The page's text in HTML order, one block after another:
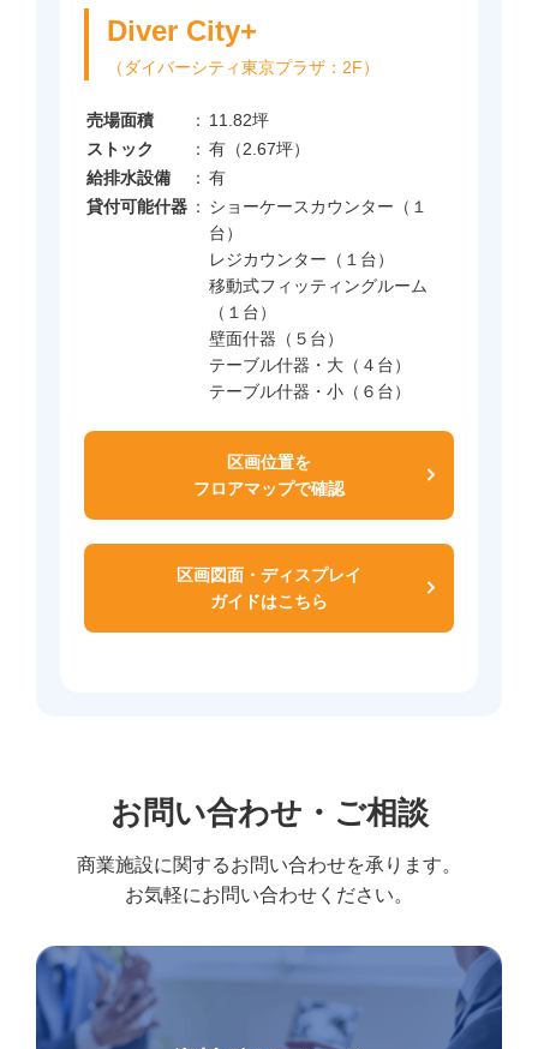
Diver City+
（ダイバーシティ東京プラザ：2F）
売場面積 ： 11.82坪
ストック
： 有（2.67坪）
給排水設備
： 有
貸付可能什器 ： ショーケースカウンター（１
台）
レジカウンター（１台）
移動式フィッティングルーム
（１台）
壁面什器（５台）
テーブル什器・大（４台）
テーブル什器・小（６台）
区画位置を
フロアマップで確認
区画図面・ディスプレイ
ガイドはこちら
お問い合わせ・ご相談
商業施設に関するお問い合わせを承ります。
お気軽にお問い合わせください。